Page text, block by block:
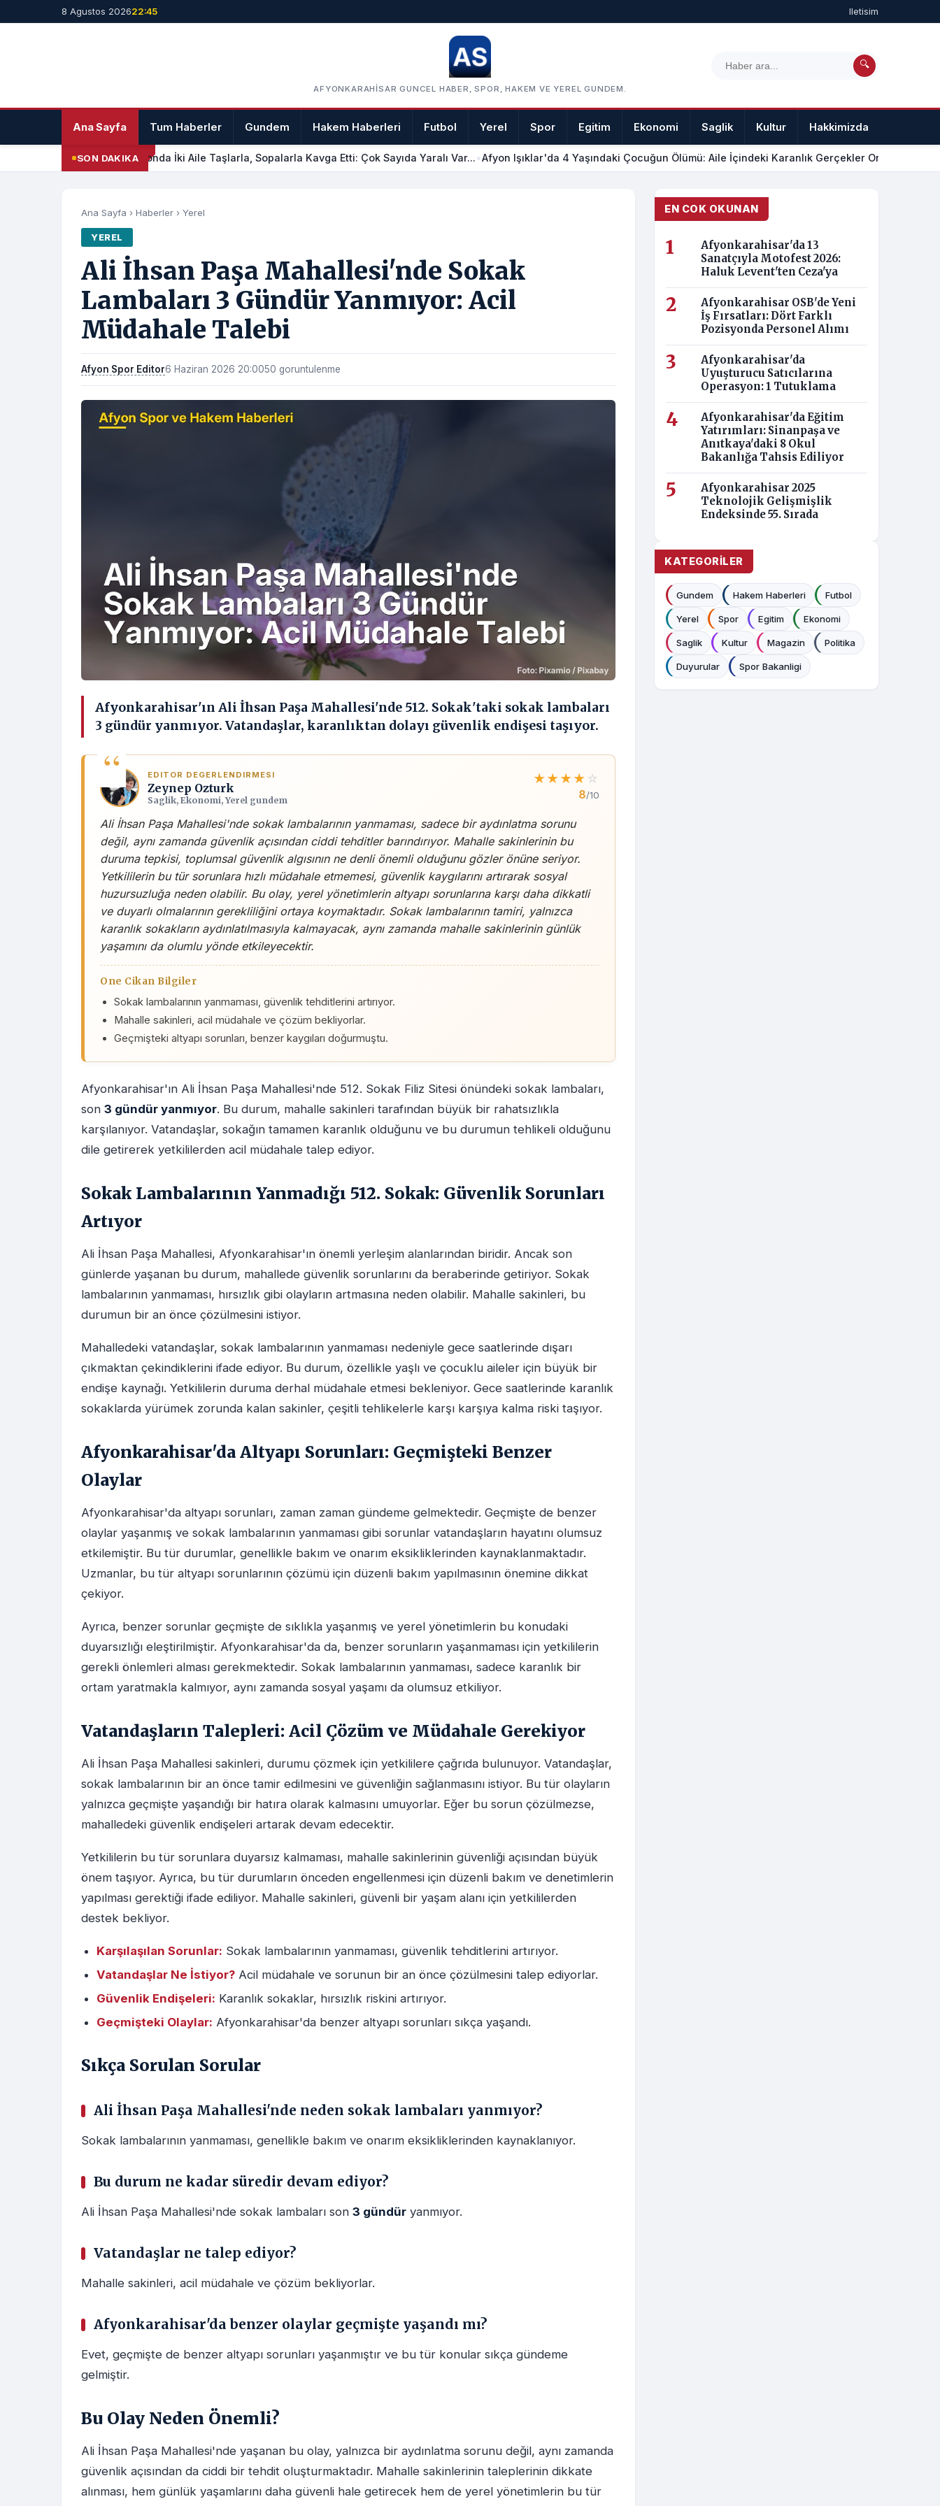
8 Agustos 202622:45 Iletisim
AFYONKARAHISAR GUNCEL HABER, SPOR, HAKEM VE YEREL GUNDEM.
🔍
Ana Sayfa Tum Haberler Gundem Hakem Haberleri Futbol Yerel Spor Egitim Ekonomi Saglik Kultur Hakkimizda
SON DAKIKAAfyonda İki Aile Taşlarla, Sopalarla Kavga Etti: Çok Sayıda Yaralı Var...•Afyon Işıklar'da 4 Yaşındaki Çocuğun Ölümü: Aile İçindeki Karanlık Gerçekler Ortaya Çıktı
Ana Sayfa › Haberler › Yerel
YEREL
Ali İhsan Paşa Mahallesi'nde Sokak
Lambaları 3 Gündür Yanmıyor: Acil
Müdahale Talebi
Afyon Spor Editor6 Haziran 2026 20:0050 goruntulenme
Afyonkarahisar'ın Ali İhsan Paşa Mahallesi'nde 512. Sokak'taki sokak lambaları
3 gündür yanmıyor. Vatandaşlar, karanlıktan dolayı güvenlik endişesi taşıyor.
EDITOR DEGERLENDIRMESI
Zeynep Ozturk
Saglik, Ekonomi, Yerel gundem
★★★★ ☆
8/10
Ali İhsan Paşa Mahallesi'nde sokak lambalarının yanmaması, sadece bir aydınlatma sorunu
değil, aynı zamanda güvenlik açısından ciddi tehditler barındırıyor. Mahalle sakinlerinin bu
duruma tepkisi, toplumsal güvenlik algısının ne denli önemli olduğunu gözler önüne seriyor.
Yetkililerin bu tür sorunlara hızlı müdahale etmemesi, güvenlik kaygılarını artırarak sosyal
huzursuzluğa neden olabilir. Bu olay, yerel yönetimlerin altyapı sorunlarına karşı daha dikkatli
ve duyarlı olmalarının gerekliliğini ortaya koymaktadır. Sokak lambalarının tamiri, yalnızca
karanlık sokakların aydınlatılmasıyla kalmayacak, aynı zamanda mahalle sakinlerinin günlük
yaşamını da olumlu yönde etkileyecektir.
One Cikan Bilgiler
Sokak lambalarının yanmaması, güvenlik tehditlerini artırıyor.
Mahalle sakinleri, acil müdahale ve çözüm bekliyorlar.
Geçmişteki altyapı sorunları, benzer kaygıları doğurmuştu.
Afyonkarahisar'ın Ali İhsan Paşa Mahallesi'nde 512. Sokak Filiz Sitesi önündeki sokak lambaları,
son 3 gündür yanmıyor. Bu durum, mahalle sakinleri tarafından büyük bir rahatsızlıkla
karşılanıyor. Vatandaşlar, sokağın tamamen karanlık olduğunu ve bu durumun tehlikeli olduğunu
dile getirerek yetkililerden acil müdahale talep ediyor.
Sokak Lambalarının Yanmadığı 512. Sokak: Güvenlik Sorunları
Artıyor
Ali İhsan Paşa Mahallesi, Afyonkarahisar'ın önemli yerleşim alanlarından biridir. Ancak son
günlerde yaşanan bu durum, mahallede güvenlik sorunlarını da beraberinde getiriyor. Sokak
lambalarının yanmaması, hırsızlık gibi olayların artmasına neden olabilir. Mahalle sakinleri, bu
durumun bir an önce çözülmesini istiyor.
Mahalledeki vatandaşlar, sokak lambalarının yanmaması nedeniyle gece saatlerinde dışarı
çıkmaktan çekindiklerini ifade ediyor. Bu durum, özellikle yaşlı ve çocuklu aileler için büyük bir
endişe kaynağı. Yetkililerin duruma derhal müdahale etmesi bekleniyor. Gece saatlerinde karanlık
sokaklarda yürümek zorunda kalan sakinler, çeşitli tehlikelerle karşı karşıya kalma riski taşıyor.
Afyonkarahisar'da Altyapı Sorunları: Geçmişteki Benzer
Olaylar
Afyonkarahisar'da altyapı sorunları, zaman zaman gündeme gelmektedir. Geçmişte de benzer
olaylar yaşanmış ve sokak lambalarının yanmaması gibi sorunlar vatandaşların hayatını olumsuz
etkilemiştir. Bu tür durumlar, genellikle bakım ve onarım eksikliklerinden kaynaklanmaktadır.
Uzmanlar, bu tür altyapı sorunlarının çözümü için düzenli bakım yapılmasının önemine dikkat
çekiyor.
Ayrıca, benzer sorunlar geçmişte de sıklıkla yaşanmış ve yerel yönetimlerin bu konudaki
duyarsızlığı eleştirilmiştir. Afyonkarahisar'da da, benzer sorunların yaşanmaması için yetkililerin
gerekli önlemleri alması gerekmektedir. Sokak lambalarının yanmaması, sadece karanlık bir
ortam yaratmakla kalmıyor, aynı zamanda sosyal yaşamı da olumsuz etkiliyor.
Vatandaşların Talepleri: Acil Çözüm ve Müdahale Gerekiyor
Ali İhsan Paşa Mahallesi sakinleri, durumu çözmek için yetkililere çağrıda bulunuyor. Vatandaşlar,
sokak lambalarının bir an önce tamir edilmesini ve güvenliğin sağlanmasını istiyor. Bu tür olayların
yalnızca geçmişte yaşandığı bir hatıra olarak kalmasını umuyorlar. Eğer bu sorun çözülmezse,
mahalledeki güvenlik endişeleri artarak devam edecektir.
Yetkililerin bu tür sorunlara duyarsız kalmaması, mahalle sakinlerinin güvenliği açısından büyük
önem taşıyor. Ayrıca, bu tür durumların önceden engellenmesi için düzenli bakım ve denetimlerin
yapılması gerektiği ifade ediliyor. Mahalle sakinleri, güvenli bir yaşam alanı için yetkililerden
destek bekliyor.
Karşılaşılan Sorunlar: Sokak lambalarının yanmaması, güvenlik tehditlerini artırıyor.
Vatandaşlar Ne İstiyor? Acil müdahale ve sorunun bir an önce çözülmesini talep ediyorlar.
Güvenlik Endişeleri: Karanlık sokaklar, hırsızlık riskini artırıyor.
Geçmişteki Olaylar: Afyonkarahisar'da benzer altyapı sorunları sıkça yaşandı.
Sıkça Sorulan Sorular
Ali İhsan Paşa Mahallesi'nde neden sokak lambaları yanmıyor?
Sokak lambalarının yanmaması, genellikle bakım ve onarım eksikliklerinden kaynaklanıyor.
Bu durum ne kadar süredir devam ediyor?
Ali İhsan Paşa Mahallesi'nde sokak lambaları son 3 gündür yanmıyor.
Vatandaşlar ne talep ediyor?
Mahalle sakinleri, acil müdahale ve çözüm bekliyorlar.
Afyonkarahisar'da benzer olaylar geçmişte yaşandı mı?
Evet, geçmişte de benzer altyapı sorunları yaşanmıştır ve bu tür konular sıkça gündeme
gelmiştir.
Bu Olay Neden Önemli?
Ali İhsan Paşa Mahallesi'nde yaşanan bu olay, yalnızca bir aydınlatma sorunu değil, aynı zamanda
güvenlik açısından da ciddi bir tehdit oluşturmaktadır. Mahalle sakinlerinin taleplerinin dikkate
alınması, hem günlük yaşamlarını daha güvenli hale getirecek hem de yerel yönetimlerin bu tür
EN COK OKUNAN
Afyonkarahisar'da 13
Sanatçıyla Motofest 2026:
Haluk Levent'ten Ceza'ya
Afyonkarahisar OSB'de Yeni
İş Fırsatları: Dört Farklı
Pozisyonda Personel Alımı
Afyonkarahisar'da
Uyuşturucu Satıcılarına
Operasyon: 1 Tutuklama
Afyonkarahisar'da Eğitim
Yatırımları: Sinanpaşa ve
Anıtkaya'daki 8 Okul
Bakanlığa Tahsis Ediliyor
Afyonkarahisar 2025
Teknolojik Gelişmişlik
Endeksinde 55. Sırada
KATEGORILER
Gundem Hakem Haberleri Futbol
Yerel Spor Egitim Ekonomi
Saglik Kultur Magazin Politika
Duyurular Spor Bakanligi